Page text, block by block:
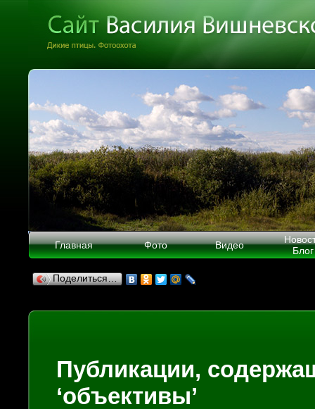
Главная Фото Видео
Блог
Поделиться…
Публикации,
‘объективы’